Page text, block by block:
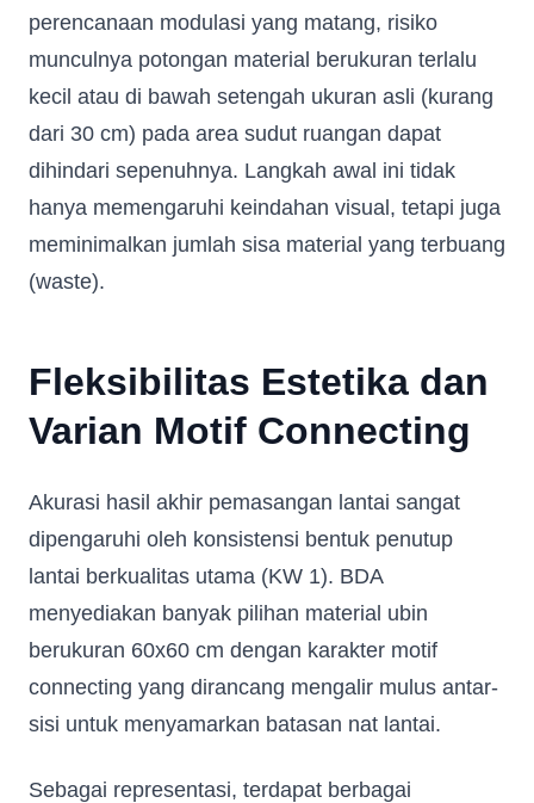
perencanaan modulasi yang matang, risiko
munculnya potongan material berukuran terlalu
kecil atau di bawah setengah ukuran asli (kurang
dari 30 cm) pada area sudut ruangan dapat
dihindari sepenuhnya. Langkah awal ini tidak
hanya memengaruhi keindahan visual, tetapi juga
meminimalkan jumlah sisa material yang terbuang
(waste).
Fleksibilitas Estetika dan
Varian Motif Connecting
Akurasi hasil akhir pemasangan lantai sangat
dipengaruhi oleh konsistensi bentuk penutup
lantai berkualitas utama (KW 1). BDA
menyediakan banyak pilihan material ubin
berukuran 60x60 cm dengan karakter motif
connecting yang dirancang mengalir mulus antar-
sisi untuk menyamarkan batasan nat lantai.
Sebagai representasi, terdapat berbagai